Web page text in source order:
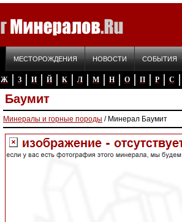
МЕСТОРОЖДЕНИЯ НОВОСТИ СОБЫТИЯ
Ж З И Й К Л М Н О П Р С
Баумит
Минералы и горные породы / Минерал Баумит